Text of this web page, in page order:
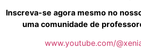
Inscreva-se agora mesmo no
uma comunidade de
www.youtube.com/